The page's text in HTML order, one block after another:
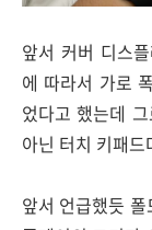
앞서 커버 디스
에 따라서 가로
었다고 했는데
아닌 터치 키패드
앞서 언급했듯